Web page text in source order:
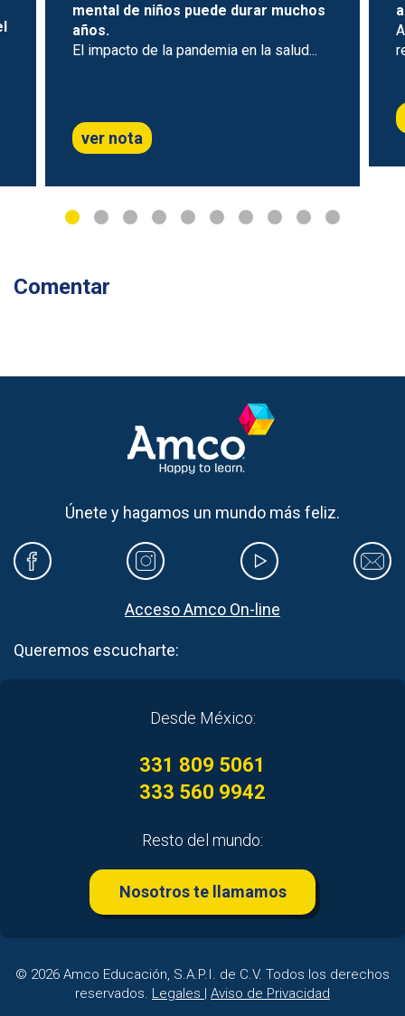
mental de niños puede durar muchos
años.
El impacto de la pandemia en la salud...
ver nota
Comentar
Únete y hagamos un mundo más feliz.
Acceso Amco On-line
Queremos escucharte:
Desde México:
331 809 5061
333 560 9942
Resto del mundo:
Nosotros te llamamos
© 2026 Amco Educación, S.A.P.I. de C.V. Todos los derechos
reservados. Legales | Aviso de Privacidad